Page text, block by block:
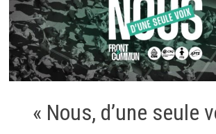
« Nous, d’une seule